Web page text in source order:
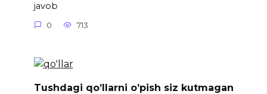
javob
0 713
Tushdagi qo’llarni o’pish siz kutmagan